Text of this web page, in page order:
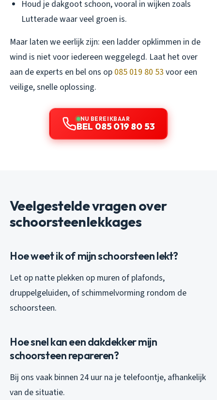
Houd je dakgoot schoon, vooral in wijken zoals
Lutterade waar veel groen is.
Maar laten we eerlijk zijn: een ladder opklimmen in de
wind is niet voor iedereen weggelegd. Laat het over
aan de experts en bel ons op 085 019 80 53 voor een
veilige, snelle oplossing.
NU BEREIKBAAR
BEL 085 019 80 53
Veelgestelde vragen over
schoorsteenlekkages
Hoe weet ik of mijn schoorsteen lekt?
Let op natte plekken op muren of plafonds,
druppelgeluiden, of schimmelvorming rondom de
schoorsteen.
Hoe snel kan een dakdekker mijn
schoorsteen repareren?
Bij ons vaak binnen 24 uur na je telefoontje, afhankelijk
van de situatie.